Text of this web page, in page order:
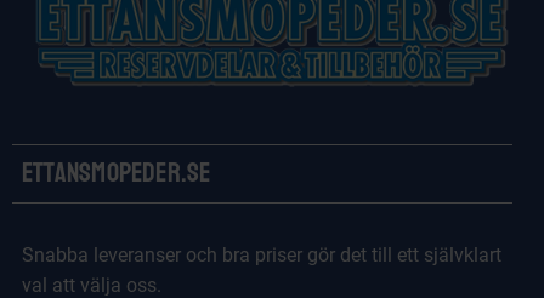
Ettansmopeder.se
Snabba leveranser och bra priser gör det till ett självklart
val att välja oss.